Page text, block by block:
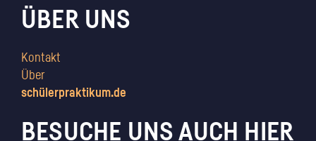
ÜBER UNS
Kontakt
Über
schülerpraktikum.de
BESUCHE UNS AUCH HIER